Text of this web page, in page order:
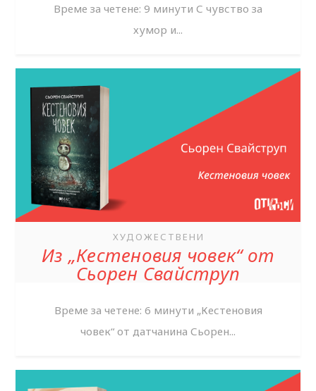
Време за четене: 9 минути С чувство за
хумор и...
ХУДОЖЕСТВЕНИ
Из „Кестеновия човек“ от
Сьорен Свайструп
Време за четене: 6 минути „Кестеновия
човек“ от датчанина Сьорен...